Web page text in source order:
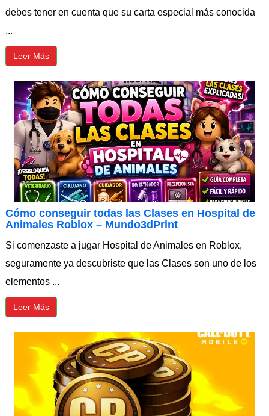
debes tener en cuenta que su carta especial más conocida
...
Leer Más
Cómo conseguir todas las Clases en Hospital de
Animales Roblox – Mundo3dPrint
Si comenzaste a jugar Hospital de Animales en Roblox,
seguramente ya descubriste que las Clases son uno de los
elementos ...
Leer Más